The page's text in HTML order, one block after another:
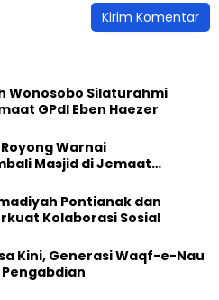
Wonosobo Silaturahmi
GPdI Eben Haezer
Warnai
Masjid di Jemaat
Pontianak dan
Kolaborasi Sosial
Kini, Generasi Waqf-e-Nau